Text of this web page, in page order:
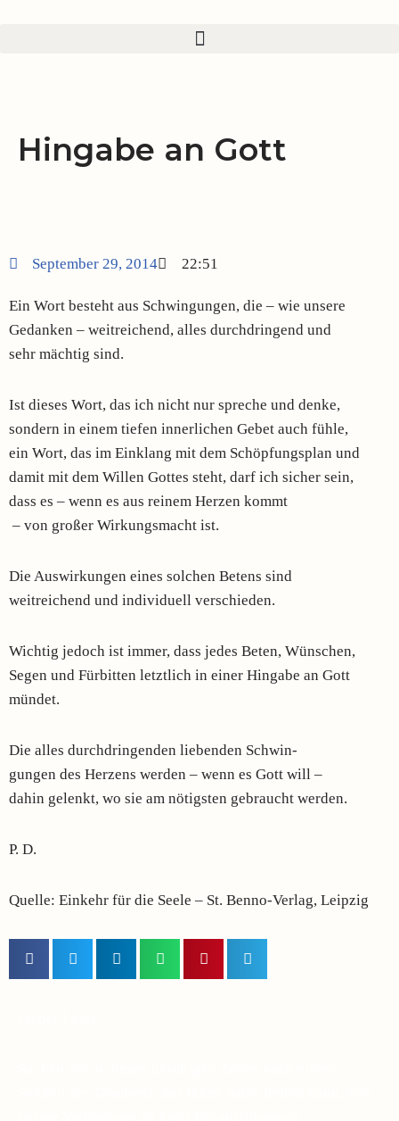
Hingabe an Gott
September 29, 2014 22:51
Ein Wort besteht aus Schwingungen, die – wie unsere
Gedanken – weitreichend, alles durchdringend und
sehr mächtig sind.
Ist dieses Wort, das ich nicht nur spreche und denke,
sondern in einem tiefen innerlichen Gebet auch fühle,
ein Wort, das im Einklang mit dem Schöpfungsplan und
damit mit dem Willen Gottes steht, darf ich sicher sein,
dass es – wenn es aus reinem Herzen kommt
– von großer Wirkungsmacht ist.
Die Auswirkungen eines solchen Betens sind
weitreichend und individuell verschieden.
Wichtig jedoch ist immer, dass jedes Beten, Wünschen,
Segen und Fürbitten letztlich in einer Hingabe an Gott
mündet.
Die alles durchdringenden liebenden Schwin-
gungen des Herzens werden – wenn es Gott will –
dahin gelenkt, wo sie am nötigsten gebraucht werden.
P. D.
Quelle: Einkehr für die Seele – St. Benno-Verlag, Leipzig